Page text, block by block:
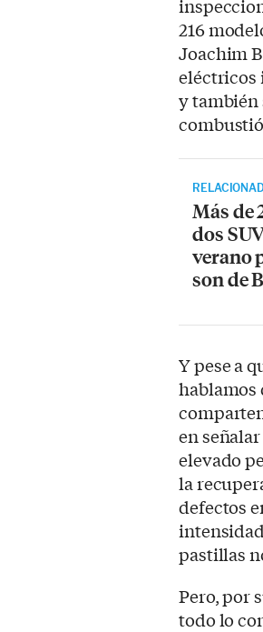
216
Joachim
eléctricos
y también
Más de
dos
verano
son de
Y pese a
hablamos
en
elevado
la
defectos
pastillas
Pero, por
todo lo